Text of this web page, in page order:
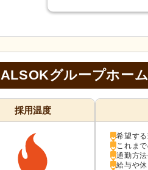
ALSOKグループホー
採用温度
希望す
これま
通勤方
給与や